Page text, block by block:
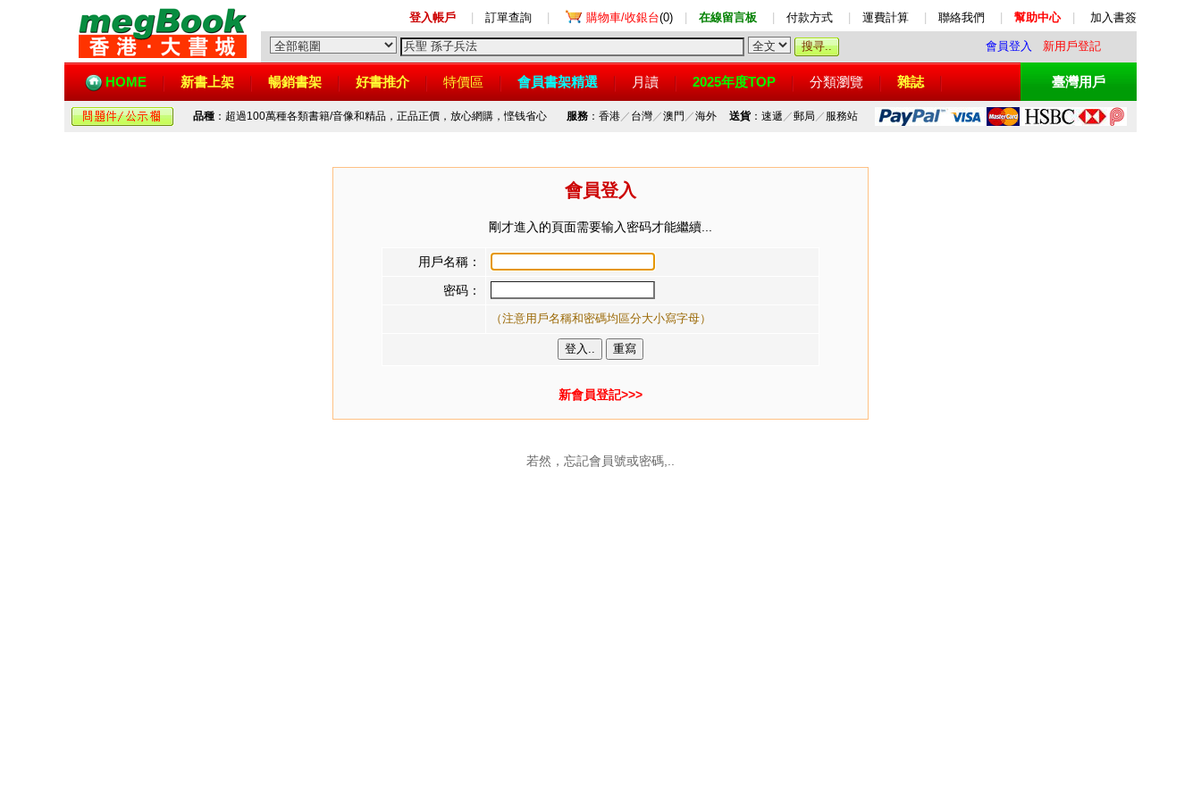
登入帳戶 訂單查詢 購物車/收銀台(0) 在線留言板 付款方式 運費計算 聯絡我們 幫助中心 加入書簽
會員登入 新用戶登記
HOME 新書上架 暢銷書架 好書推介 特價區 會員書架精選 月讀 2025年度TOP 分類瀏覽 雜誌 臺灣用戶
品種 ：超過100萬種各類書籍/音像和精品，正品正價，放心網購，悭钱省心 服務：香港／ 台灣／澳門 ／海外 送貨：速遞 ／郵局 ／ 服務站
會員登入
剛才進入的頁面需要输入密码才能繼續...
用戶名稱：
密码：
（注意用戶名稱和密碼均區分大小寫字母）
新會員登記>>>
若然，忘記會員號或密碼,..